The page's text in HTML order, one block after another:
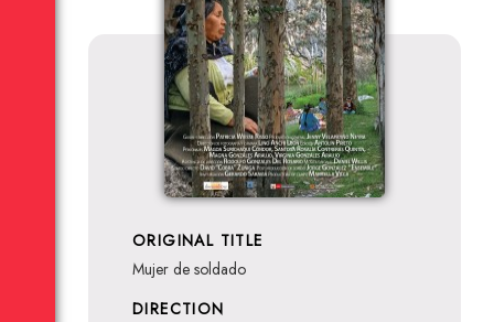
ORIGINAL TITLE
Mujer de soldado
DIRECTION